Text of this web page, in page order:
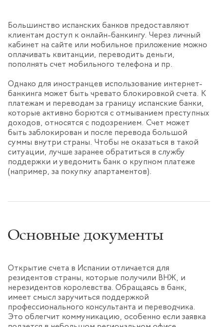
Большинство испанских банков предоставляют
клиентам доступ к онлайн-банкингу. Через личный
кабинет на сайте или мобильное приложение можно
оплачивать квитанции, переводить деньги,
пополнять счет мобильного телефона и пр.
Однако для иностранцев использование интернет-
банкинга может быть чревато блокировкой счета. К
платежам и переводам за границу испанские банки,
которые активно борются с отмыванием преступных
доходов, относятся с подозрением. Счет может
быть заблокирован и после перевода большой
суммы внутри страны. Чтобы не оказаться в такой
ситуации, лучше заранее обратиться в службу
поддержки и уведомить банк о крупном платеже
(например, за покупку апартаментов).
Основные документы
Открытие счета в Испании отличается для
резидентов страны, которые получили ВНЖ, и
нерезидентов королевства. Обращаясь в банк,
имеет смысл заручиться поддержкой
профессионального консультанта и переводчика.
Это облегчит коммуникацию, особенно если заявка